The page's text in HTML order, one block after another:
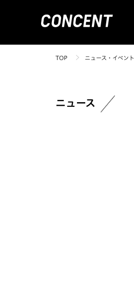
TOP ニュース・イベント
ニュース